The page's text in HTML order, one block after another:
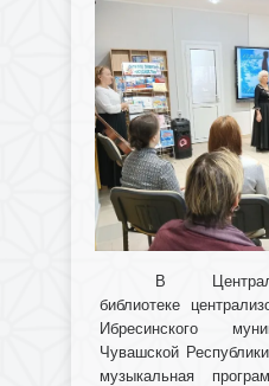
В
библиотеке
Ибресинского
Чувашской
музыкальная